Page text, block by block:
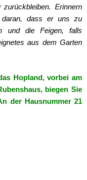
Erinnern
daran, dass er uns zu
und die Feigen, falls
aus dem Garten
Hopland, vorbei am
biegen Sie
der Hausnummer 21